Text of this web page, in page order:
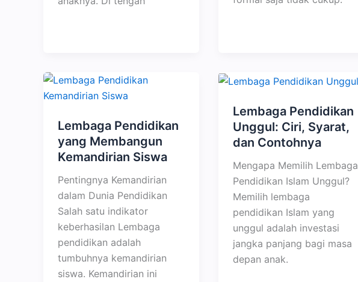
Lembaga Pendidikan
yang Membangun
Kemandirian Siswa
Pentingnya Kemandirian
dalam Dunia Pendidikan
Salah satu indikator
keberhasilan Lembaga
pendidikan adalah
tumbuhnya kemandirian
siswa. Kemandirian ini
Lembaga Pendidikan
Unggul: Ciri, Syarat,
dan Contohnya
Mengapa Memilih Lembaga
Pendidikan Islam Unggul?
Memilih lembaga
pendidikan Islam yang
unggul adalah investasi
jangka panjang bagi masa
depan anak.